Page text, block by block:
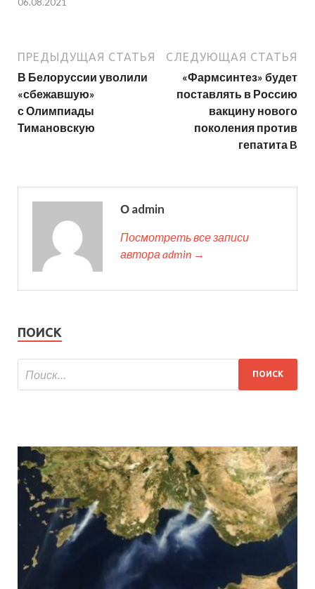
ПРЕДЫДУЩАЯ СТАТЬЯ
В Белоруссии уволили
«сбежавшую»
с Олимпиады
Тимановскую
СЛЕДУЮЩАЯ СТАТЬЯ
«Фармсинтез» будет
поставлять в Россию
вакцину нового
поколения против
гепатита B
О admin
Посмотреть все записи
автора admin →
ПОИСК